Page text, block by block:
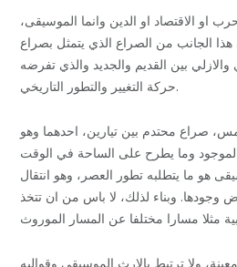
او الاقتصاد او الدين وانما الموسيقى،
الجانب من الصراع الذي يتمثل بصراع
والازلي بين القديم والجديد والذي تفرضه
حركة التغيير والتطور التاريخي.
صراع محتدم بين تيارين، احدهما وهو
الموجود وما يطرح على الساحة في الوقت
هو ما يتطلبه تطور العصر، وهو انتقال
وبناء لذلك، لا باس من ان تتخذ
ولا ترتبط بالارث الموسيقي وقوالبه